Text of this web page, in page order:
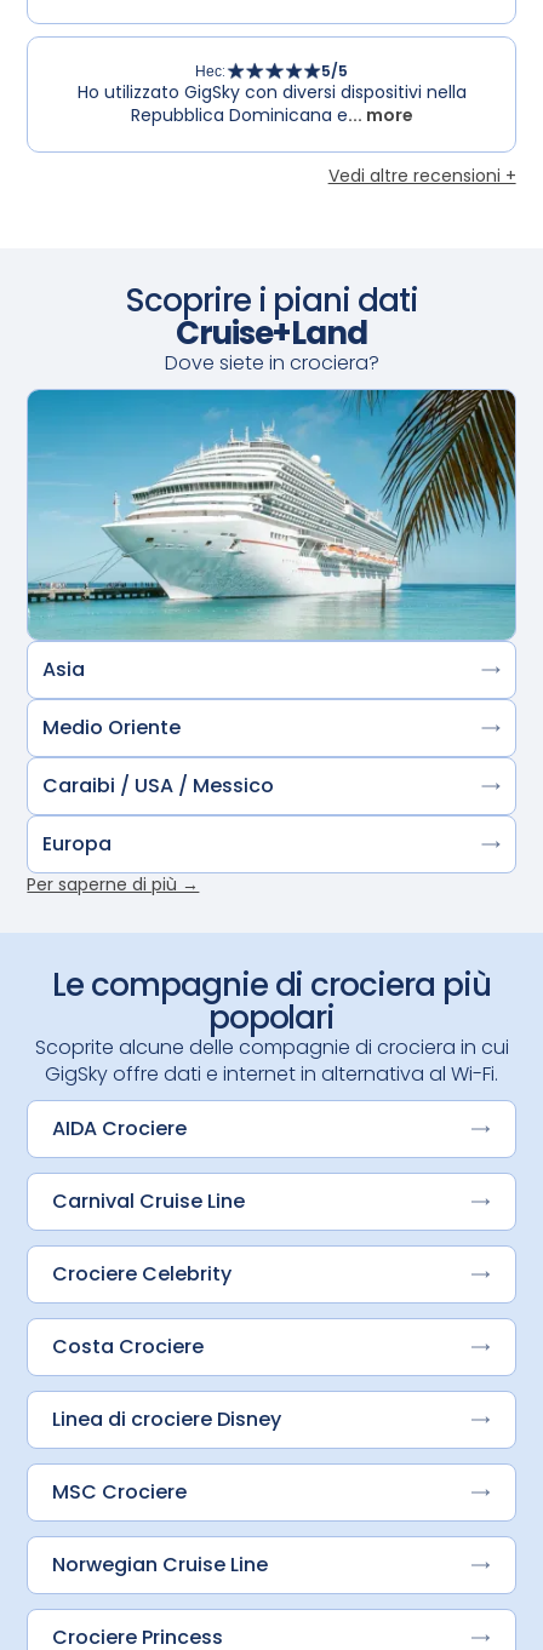
Нес: 5/5
Ho utilizzato GigSky con diversi dispositivi nella
Repubblica Dominicana e... more
Vedi altre recensioni +
Scoprire i piani dati
Cruise+Land
Dove siete in crociera?
Asia
Medio Oriente
Caraibi / USA / Messico
Europa
Per saperne di più →
Le compagnie di crociera più
popolari
Scoprite alcune delle compagnie di crociera in cui
GigSky offre dati e internet in alternativa al Wi-Fi.
AIDA Crociere
Carnival Cruise Line
Crociere Celebrity
Costa Crociere
Linea di crociere Disney
MSC Crociere
Norwegian Cruise Line
Crociere Princess